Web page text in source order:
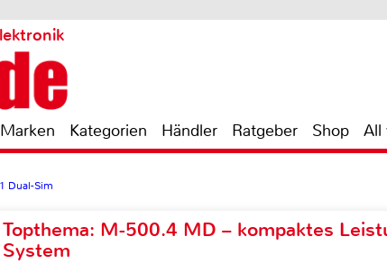
Marken Kategorien Händler Ratgeber Shop All
Dual-Sim
Topthema: M-500.4 MD – kompaktes
System